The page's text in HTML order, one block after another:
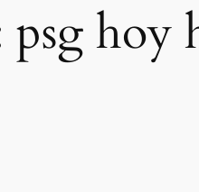
psg hoy